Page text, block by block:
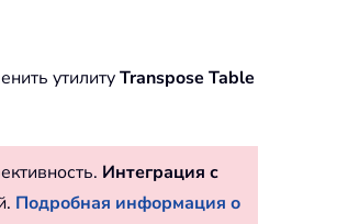
утилитуTranspose Table
Интеграция с
Подробная информация о